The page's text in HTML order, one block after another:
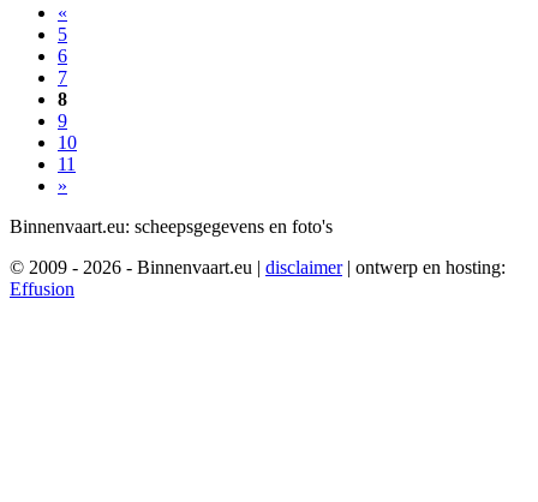
«
5
6
7
8
9
10
11
»
Binnenvaart.eu: scheepsgegevens en foto's
© 2009 - 2026 - Binnenvaart.eu | disclaimer | ontwerp en hosting:
Effusion